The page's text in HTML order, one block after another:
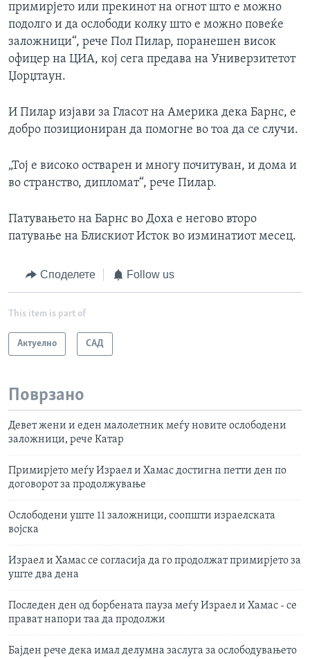
примирјето или прекинот на огнот што е можно
подолго и да ослободи колку што е можно повеќе
заложници“, рече Пол Пилар, поранешен висок
офицер на ЦИА, кој сега предава на Универзитетот
Џорџтаун.
И Пилар изјави за Гласот на Америка дека Барнс, е
добро позициониран да помогне во тоа да се случи.
„Тој е високо остварен и многу почитуван, и дома и
во странство, дипломат“, рече Пилар.
Патувањето на Барнс во Доха е негово второ
патување на Блискиот Исток во изминатиот месец.
Споделете Follow us
This item is part of
Актуелно САД
Поврзано
Девет жени и еден малолетник меѓу новите ослободени
заложници, рече Катар
Примирјето меѓу Израел и Хамас достигна петти ден по
договорот за продолжување
Ослободени уште 11 заложници, соопшти израелската
војска
Израел и Хамас се согласија да го продолжат примирјето за
уште два дена
Последен ден од борбената пауза меѓу Израел и Хамас - се
прават напори таа да продолжи
Бајден рече дека имал делумна заслуга за ослободувањето